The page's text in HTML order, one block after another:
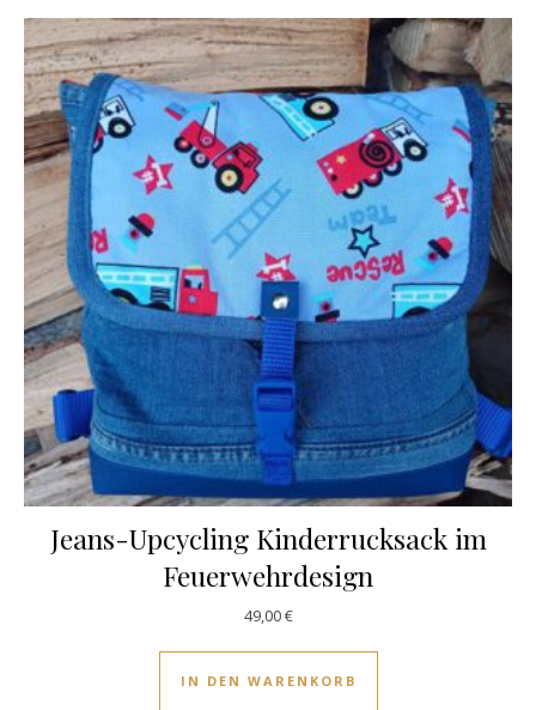
Jeans-Upcycling Kinderrucksack im
Feuerwehrdesign
49,00€
IN DEN WARENKORB